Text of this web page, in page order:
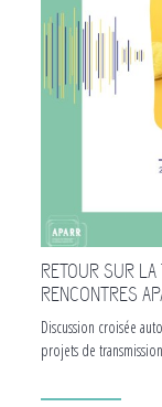
RETOUR SUR
RENCONTRES
Discussion croisée
projets de